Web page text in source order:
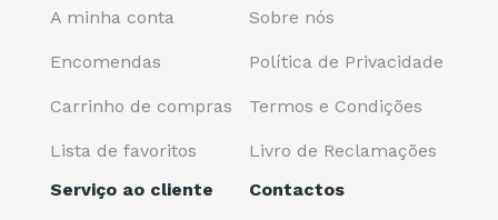
A minha conta
Encomendas
Carrinho de compras
Lista de favoritos
Sobre nós
Política de Privacidade
Termos e Condições
Livro de Reclamações
Serviço ao cliente
Contactos